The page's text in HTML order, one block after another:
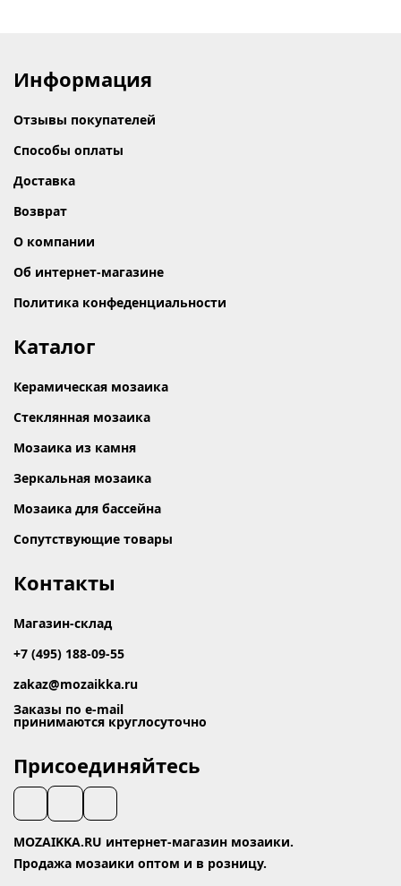
Информация
Отзывы покупателей
Способы оплаты
Доставка
Возврат
О компании
Об интернет-магазине
Политика конфеденциальности
Каталог
Керамическая мозаика
Стеклянная мозаика
Мозаика из камня
Зеркальная мозаика
Мозаика для бассейна
Сопутствующие товары
Контакты
Магазин-склад
+7 (495) 188-09-55
zakaz@mozaikka.ru
Заказы по e-mail
принимаются круглосуточно
Присоединяйтесь
MOZAIKKA.RU интернет-магазин мозаики.
Продажа мозаики оптом и в розницу.